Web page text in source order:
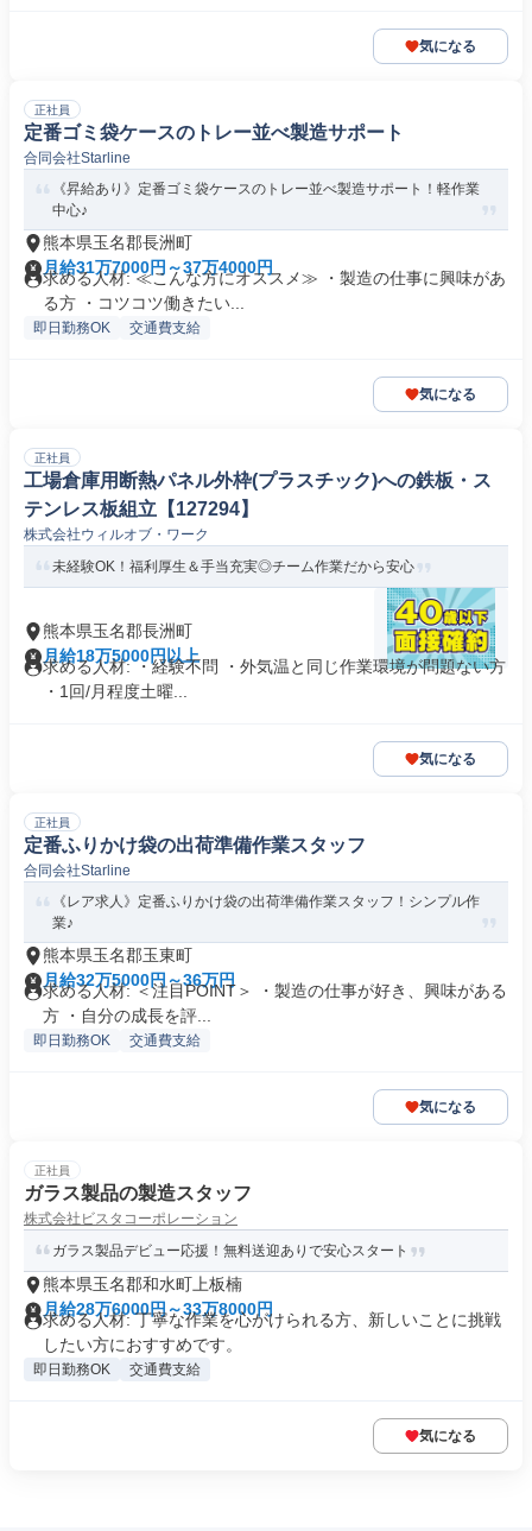
気になる
正社員
定番ゴミ袋ケースのトレー並べ製造サポート
合同会社Starline
《昇給あり》定番ゴミ袋ケースのトレー並べ製造サポート！軽作業
中心♪
熊本県玉名郡長洲町
月給31万7000円～37万4000円
求める人材: ≪こんな方にオススメ≫ ・製造の仕事に興味があ
る方 ・コツコツ働きたい...
即日勤務OK 交通費支給
気になる
正社員
工場倉庫用断熱パネル外枠(プラスチック)への鉄板・ス
テンレス板組立【127294】
株式会社ウィルオブ・ワーク
未経験OK！福利厚生＆手当充実◎チーム作業だから安心
熊本県玉名郡長洲町
月給18万5000円以上
求める人材: ・経験不問 ・外気温と同じ作業環境が問題ない方
・1回/月程度土曜...
気になる
正社員
定番ふりかけ袋の出荷準備作業スタッフ
合同会社Starline
《レア求人》定番ふりかけ袋の出荷準備作業スタッフ！シンプル作
業♪
熊本県玉名郡玉東町
月給32万5000円～36万円
求める人材: ＜注目POINT＞ ・製造の仕事が好き、興味がある
方 ・自分の成長を評...
即日勤務OK 交通費支給
気になる
正社員
ガラス製品の製造スタッフ
株式会社ビスタコーポレーション
ガラス製品デビュー応援！無料送迎ありで安心スタート
熊本県玉名郡和水町上板楠
月給28万6000円～33万8000円
求める人材: 丁寧な作業を心がけられる方、新しいことに挑戦
したい方におすすめです。
即日勤務OK 交通費支給
気になる